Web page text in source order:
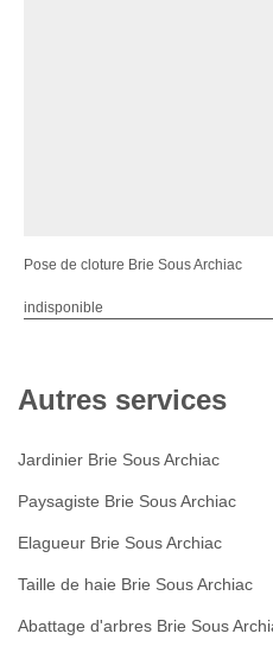
Pose de cloture Brie Sous Archiac
indisponible
Autres services
Jardinier Brie Sous Archiac
Paysagiste Brie Sous Archiac
Elagueur Brie Sous Archiac
Taille de haie Brie Sous Archiac
Abattage d'arbres Brie Sous